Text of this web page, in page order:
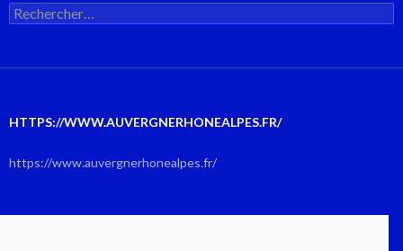
Rechercher :
HTTPS://WWW.AUVERGNERHONEALPES.FR/
https://www.auvergnerhonealpes.fr/